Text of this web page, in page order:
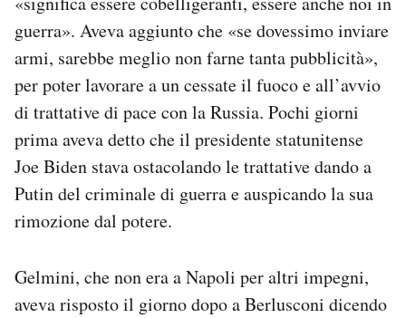
guerra». Aveva aggiunto che «se dovessimo inviare
armi, sarebbe meglio non farne tanta pubblicità»,
per poter lavorare a un cessate il fuoco e all’avvio
di trattative di pace con la Russia. Pochi giorni
prima aveva detto che il presidente statunitense
Joe Biden stava ostacolando le trattative dando a
Putin del criminale di guerra e auspicando la sua
rimozione dal potere.
Gelmini, che non era a Napoli per altri impegni,
aveva risposto il giorno dopo a Berlusconi dicendo